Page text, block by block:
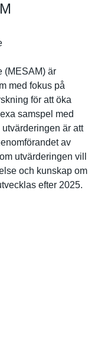
(MESAM) är
med fokus på
för att öka
samspel med
är att
av
utvärderin­gen vill
och kunskap om
efter 2025.